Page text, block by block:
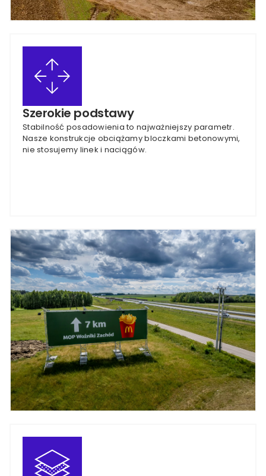
Szerokie podstawy
Stabilność posadowienia to najważniejszy parametr.
Nasze konstrukcje obciążamy bloczkami betonowymi,
nie stosujemy linek i naciągów.